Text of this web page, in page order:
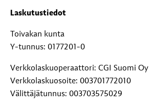
Laskutustiedot
Toivakan kunta
Y-tunnus: 0177201-0
Verkkolaskuoperaattori: CGI Suomi Oy
Verkkolaskuosoite: 003701772010
Välittäjätunnus: 003703575029